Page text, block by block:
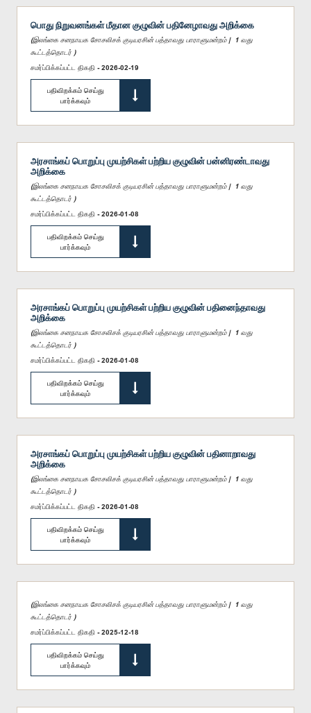
பொது நிறுவனங்கள் மீதான குழுவின் பதினேழாவது அறிக்கை
(இலங்கை சனநாயக சோசலிசக் குடியரசின் பத்தாவது பாராளுமன்றம் | 1 வது
கூட்டத்தொடர் )
சமர்ப்பிக்கப்பட்ட திகதி - 2026-02-19
பதிவிறக்கம் செய்து
பார்க்கவும்
அரசாங்கப் பொறுப்பு முயற்சிகள் பற்றிய குழுவின் பன்னிரண்டாவது
அறிக்கை
(இலங்கை சனநாயக சோசலிசக் குடியரசின் பத்தாவது பாராளுமன்றம் | 1 வது
கூட்டத்தொடர் )
சமர்ப்பிக்கப்பட்ட திகதி - 2026-01-08
பதிவிறக்கம் செய்து
பார்க்கவும்
அரசாங்கப் பொறுப்பு முயற்சிகள் பற்றிய குழுவின் பதினைந்தாவது
அறிக்கை
(இலங்கை சனநாயக சோசலிசக் குடியரசின் பத்தாவது பாராளுமன்றம் | 1 வது
கூட்டத்தொடர் )
சமர்ப்பிக்கப்பட்ட திகதி - 2026-01-08
பதிவிறக்கம் செய்து
பார்க்கவும்
அரசாங்கப் பொறுப்பு முயற்சிகள் பற்றிய குழுவின் பதினாறாவது
அறிக்கை
(இலங்கை சனநாயக சோசலிசக் குடியரசின் பத்தாவது பாராளுமன்றம் | 1 வது
கூட்டத்தொடர் )
சமர்ப்பிக்கப்பட்ட திகதி - 2026-01-08
பதிவிறக்கம் செய்து
பார்க்கவும்
(இலங்கை சனநாயக சோசலிசக் குடியரசின் பத்தாவது பாராளுமன்றம் | 1 வது
கூட்டத்தொடர் )
சமர்ப்பிக்கப்பட்ட திகதி - 2025-12-18
பதிவிறக்கம் செய்து
பார்க்கவும்